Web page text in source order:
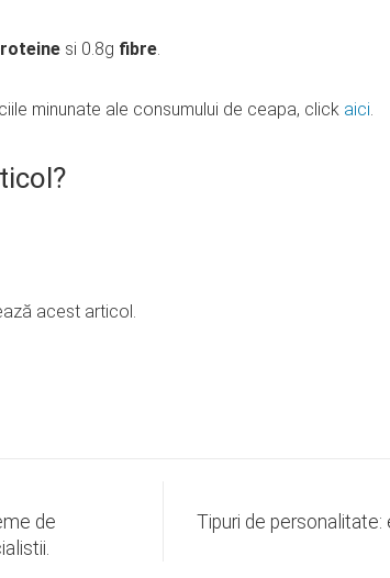
si 0.8g fibre.
minunate ale consumului de ceapa, click aici.
acest articol.
de
Tipuri de personalitate: